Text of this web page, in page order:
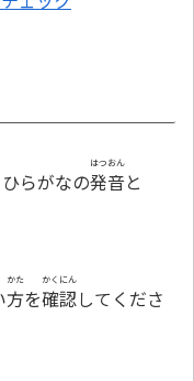
らがなの発音
はつおん
と
方
かた
を確認
かくにん
してくださ